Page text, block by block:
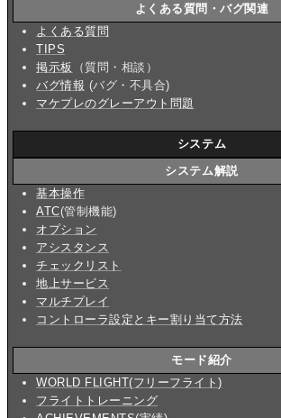
よくある質問・バグ関連
よくある質問
TIPS
掲示板
（質問・相談）
バグ情報 (バグ・不具合)
マケプレのグレーアウト問題
システム
システム解説
基本操作
ATC(管制機能)
オプション
アシスタンス
チェックリスト
地上サービス
マルチプレイ
コントローラ設定とキー割り当て方法
モード紹介
WORLD FLIGHT(フリーフライト)
フライトトレーニング